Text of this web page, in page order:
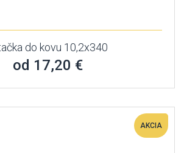
do kovu 10,2x340
od 17,20 €
AKCIA